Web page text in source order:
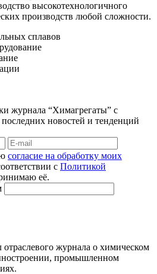
высокотехнологичного
производств любой сложности.
сплавов
журнала “Химагрегаты” с
последних новостей и тенденций
согласие на обработку моих
с Политикой
её.
журнала о химическом
промышленном